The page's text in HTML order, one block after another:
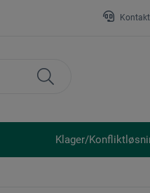
Kontakt
Klager/